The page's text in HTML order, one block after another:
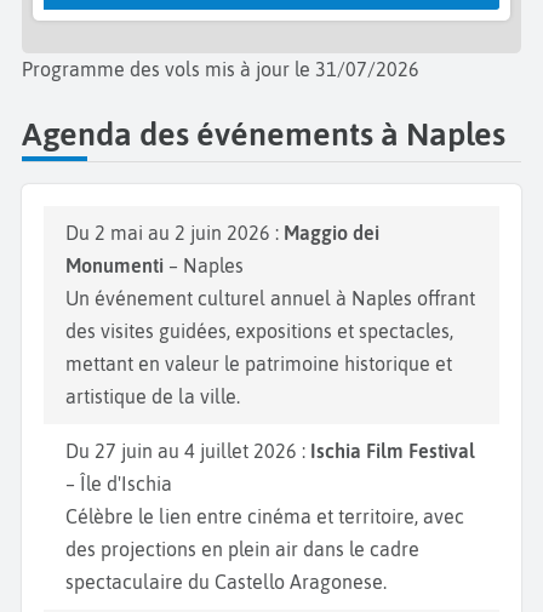
Programme des vols mis à jour le 31/07/2026
Agenda des événements à Naples
Du 2 mai au 2 juin 2026 : Maggio dei
Monumenti – Naples
Un événement culturel annuel à Naples offrant
des visites guidées, expositions et spectacles,
mettant en valeur le patrimoine historique et
artistique de la ville.
Du 27 juin au 4 juillet 2026 : Ischia Film Festival
– Île d'Ischia
Célèbre le lien entre cinéma et territoire, avec
des projections en plein air dans le cadre
spectaculaire du Castello Aragonese.